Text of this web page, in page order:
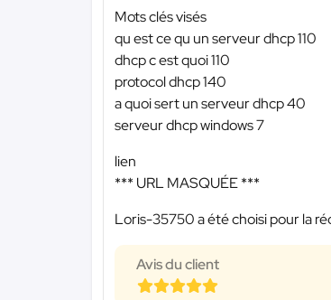
Mots clés visés
qu est ce qu un serveur dhcp 110
dhcp c est quoi 110
protocol dhcp 140
a quoi sert un serveur dhcp 40
serveur dhcp windows 7
lien
*** URL MASQUÉE ***
Loris-35750 a été choisi pour la
Avis du client